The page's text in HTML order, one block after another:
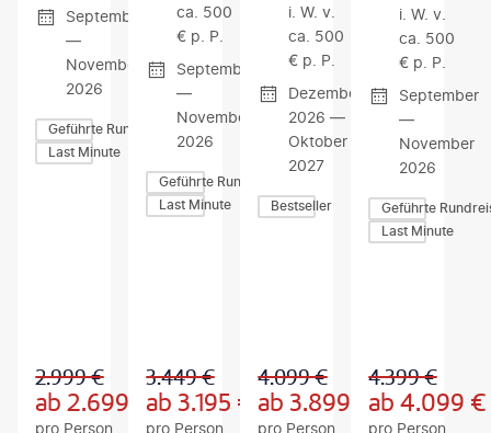
September
—
November
2026
Geführte Rundreisen
Last Minute
2.999€
ab2.699 €
pro Person
E
B
O
ca. 500
€ p. P.
September
—
November
2026
Geführte Rundreisen
Last Minute
3.449€
ab 3.195 €
pro Person
E
B
O
i. W. v.
ca. 500
€ p. P.
Dezember
2026 —
Oktober
2027
Bestseller
4.099€
ab3.899 €
pro Person
E
B
O
i. W. v.
ca. 500
€ p. P.
September
—
November
2026
Geführte
Last Minute
4.399€
ab4.099 €
pro Person